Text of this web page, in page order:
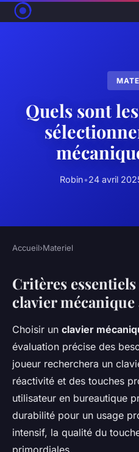
Quels sont
Robin•24 avril
Accueil›Materiel
Critères
clavier mécanique
Choisir un clavier
évaluation précise des
joueur recherchera un
réactivité et des touches
utilisateur en bureautique
durabilité pour un usage
intensif, la qualité du